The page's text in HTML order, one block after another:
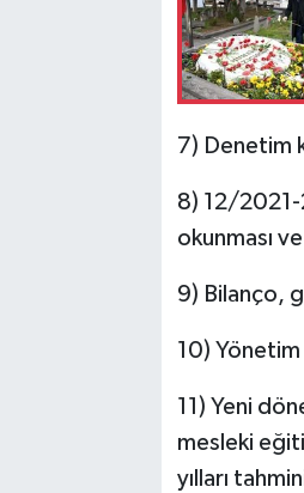
7) Denetim
8) 12/2021-
okunması
9) Bilanço,
10) Yönetim
11) Yeni
mesleki
yılları